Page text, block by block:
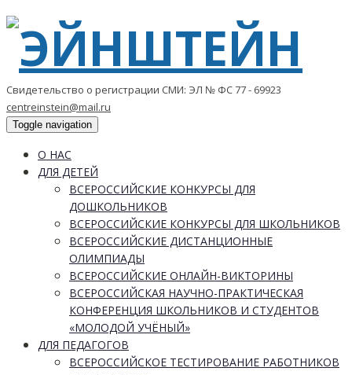
Свидетельство о регистрации СМИ: ЭЛ № ФС 77 - 69923
centreinstein@mail.ru
Toggle navigation
О НАС
ДЛЯ ДЕТЕЙ
ВСЕРОССИЙСКИЕ КОНКУРСЫ ДЛЯ
ДОШКОЛЬНИКОВ
ВСЕРОССИЙСКИЕ КОНКУРСЫ ДЛЯ ШКОЛЬНИКОВ
ВСЕРОССИЙСКИЕ ДИСТАНЦИОННЫЕ
ОЛИМПИАДЫ
ВСЕРОССИЙСКИЕ ОНЛАЙН-ВИКТОРИНЫ
ВСЕРОССИЙСКАЯ НАУЧНО-ПРАКТИЧЕСКАЯ
КОНФЕРЕНЦИЯ ШКОЛЬНИКОВ И СТУДЕНТОВ
«МОЛОДОЙ УЧЁНЫЙ»
ДЛЯ ПЕДАГОГОВ
ВСЕРОССИЙСКОЕ ТЕСТИРОВАНИЕ РАБОТНИКОВ